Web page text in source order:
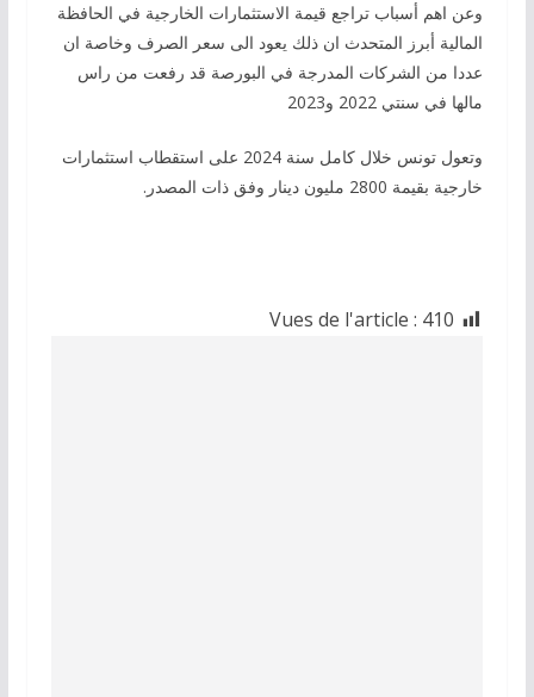
وعن اهم أسباب تراجع قيمة الاستثمارات الخارجية في الحافظة
المالية أبرز المتحدث ان ذلك يعود الى سعر الصرف وخاصة ان
عددا من الشركات المدرجة في البورصة قد رفعت من راس
مالها في سنتي 2022 و2023
وتعول تونس خلال كامل سنة 2024 على استقطاب استثمارات
خارجية بقيمة 2800 مليون دينار وفق ذات المصدر.
Vues de l'article : 410